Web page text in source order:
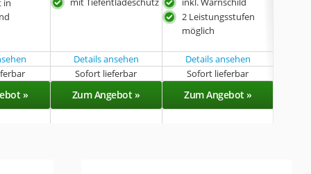
in
2 Leistungsstufen
möglich
Details ansehen Details ansehen
Sofort lieferbar Sofort lieferbar
» Zum Angebot » Zum Angebot »